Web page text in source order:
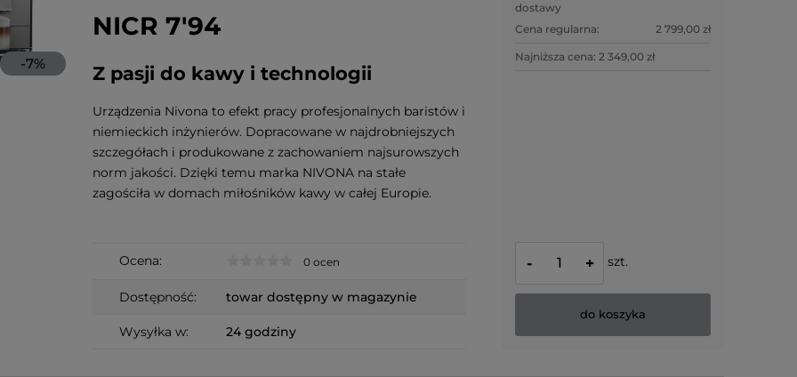
-7%
NICR 7'94
Z pasji do kawy i technologii
Urządzenia Nivona to efekt pracy profesjonalnych baristów i
niemieckich inżynierów. Dopracowane w najdrobniejszych
szczegółach i produkowane z zachowaniem najsurowszych
norm jakości. Dzięki temu marka NIVONA na stałe
zagościła w domach miłośników kawy w całej Europie.
Ocena: 0 ocen
Dostępność: towar dostępny w magazynie
Wysyłka w: 24 godziny
dostawy
Cena regularna:
2 799,00 zł
Najniższa cena: 2 349,00 zł
- + szt.
do koszyka